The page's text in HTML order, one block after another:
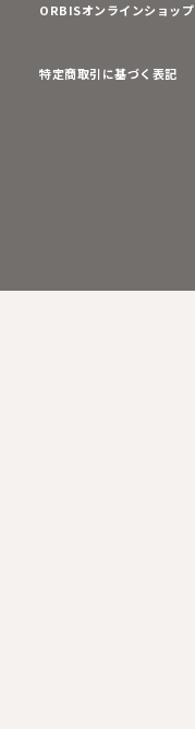
ORBISオンラインショップ
特定商取引に基づく表記